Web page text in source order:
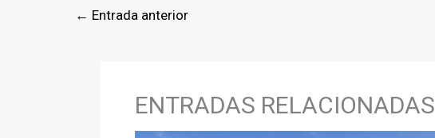
← Entrada anterior
ENTRADAS RELACIONADAS